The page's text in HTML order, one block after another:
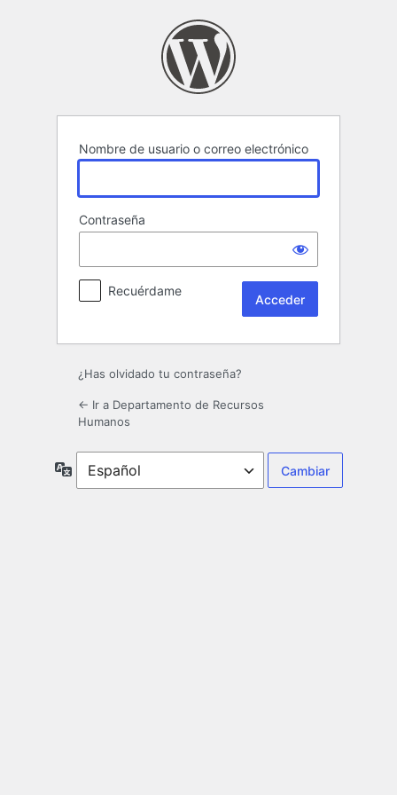
Nombre de usuario o correo electrónico
Contraseña
Recuérdame
¿Has olvidado tu contraseña?
← Ir a Departamento de Recursos
Humanos
Idioma